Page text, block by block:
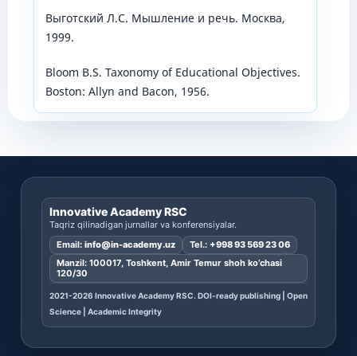
Выготский Л.С. Мышление и речь. Москва,
1999.
Bloom B.S. Taxonomy of Educational Objectives.
Boston: Allyn and Bacon, 1956.
Innovative Academy RSC
Taqriz qilinadigan jurnallar va konferensiyalar.
Email: info@in-academy.uz Tel.: +998 93 569 23 06
Manzil: 100017, Toshkent, Amir Temur shoh ko’chasi
120/30
2021-2026 Innovative Academy RSC. DOI-ready publishing | Open
Science | Academic Integrity